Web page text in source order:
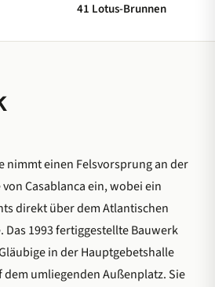
41 Lotus-Brunnen
nimmt einen Felsvorsprung an der
Casablanca ein, wobei ein
direkt über dem Atlantischen
1993 fertiggestellte Bauwerk
in der Hauptgebetshalle
dem umliegenden Außenplatz. Sie